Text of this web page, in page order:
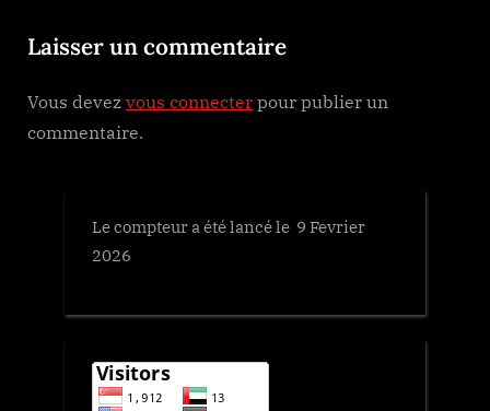
s
:
Laisser un commentaire
Vous devez vous connecter pour publier un
commentaire.
Le compteur a été lancé le 9 Fevrier
2026